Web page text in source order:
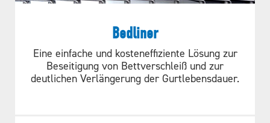
Bedliner
Eine einfache und kosteneffiziente Lösung zur
Beseitigung von Bettverschleiß und zur
deutlichen Verlängerung der Gurtlebensdauer.